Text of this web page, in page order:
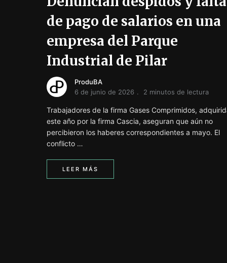
de pago de salarios en una
empresa del Parque
Industrial de Pilar
ProduBA
6 de junio de 2026
2 minutos de lectura
Trabajadores de la firma Gases Comprimidos,
este año por la firma Cascia, aseguran que aún no
percibieron los haberes correspondientes a mayo. El
conflicto …
LEER MÁS